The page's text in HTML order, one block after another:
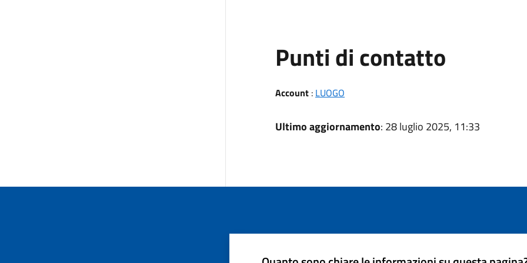
Punti di contatto
Account: LUOGO
Ultimo aggiornamento: 28 luglio 2025, 11:33